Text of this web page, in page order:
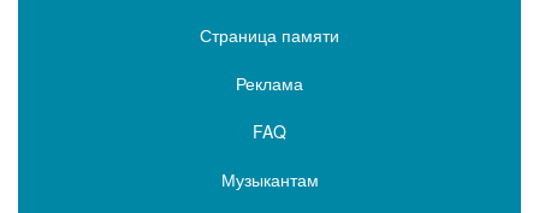
Страница памяти
Реклама
FAQ
Музыкантам